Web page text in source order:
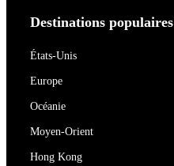
Destinations populaires
États-Unis
Europe
Océanie
Moyen-Orient
Hong Kong